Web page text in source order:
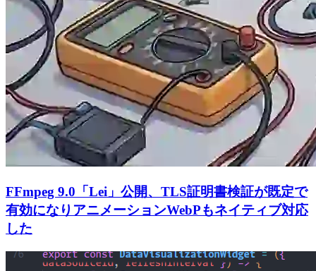
FFmpeg 9.0「Lei」公開、TLS証明書検証が既定で
有効になりアニメーションWebPもネイティブ対応
した